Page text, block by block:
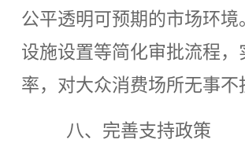
公平透明可预期的市场环
设施设置等简化审批流程
率，对大众消费场所无事不
八、完善支持政策